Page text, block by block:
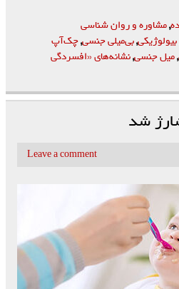
,مشاوره و روان شناسی
,بی‌میلی جنسی,چک‌آپ
,میل جنسی,نشانه‌های «افسردگی
شد
Leave a comment